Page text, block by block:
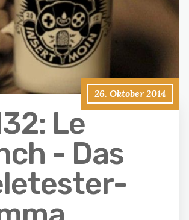
26. Oktober 2014
Le
- Das